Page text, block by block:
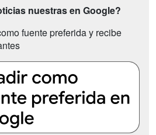
nuestras en Google?
fuente preferida y recibe